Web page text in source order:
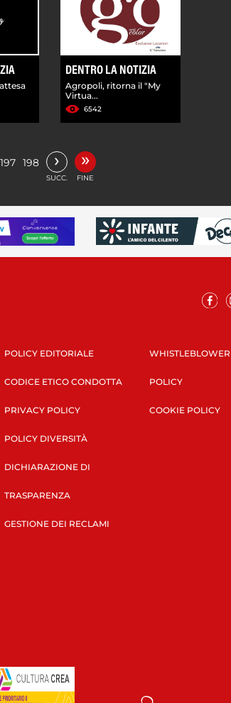
DENTRO LA NOTIZIA
Agropoli, ritorna il "My
Virtua...
6542
197 198 ›
SUCC.
»
FINE
POLICY EDITORIALE
CODICE ETICO CONDOTTA
PRIVACY POLICY
POLICY DIVERSITÀ
DICHIARAZIONE DI
TRASPARENZA
GESTIONE DEI RECLAMI
WHISTLEBLOWER
POLICY
COOKIE POLICY